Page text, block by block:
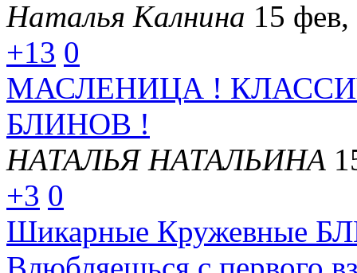
Наталья Калнина 15
+13 0
МАСЛЕНИЦА !
БЛИНОВ !
НАТАЛЬЯ НАТАЛЬИНА
+3 0
Шикарные Кружевные